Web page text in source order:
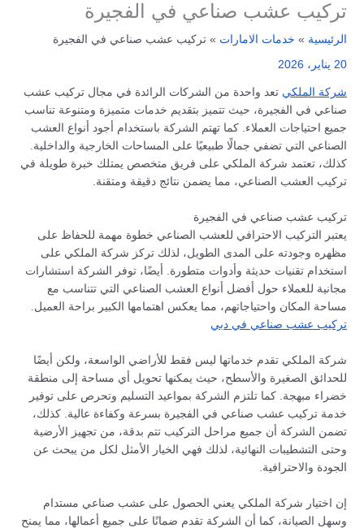
تركيب عشب صناعي في الفجيرة
الرئيسية خدمات الامارات تركيب عشب صناعي في الفجيرة
20 يناير، 2026
شركة الملكي تعد واحدة من الشركات الرائدة في مجال تركيب عشب
صناعي في الفجيرة، حيث تتميز بتقديم خدمات متميزة ومتنوعة تناسب
جميع احتياجات العملاء. كما تهتم الشركة باستخدام أجود أنواع العشب
الصناعي التي تضفي جمالًا طبيعيًا على المساحات الخارجية والداخلية.
كذلك، تعتمد شركة الملكي على فريق متخصص يمتلك خبرة طويلة في
تركيب العشب الصناعي، مما يضمن نتائج دقيقة ومتقنة.
تركيب عشب صناعي في الفجيرة
يعتبر التركيب الاحترافي للعشب الصناعي خطوة مهمة للحفاظ على
مظهره وجودته على المدى الطويل، لذلك تركز شركة الملكي على
استخدام تقنيات حديثة وأدوات متطورة. أيضًا، توفر الشركة استشارات
مجانية للعملاء حول أفضل أنواع العشب الصناعي التي تتناسب مع
مساحة المكان واحتياجاتهم، مما يعكس اهتمامها الكبير براحة العميل.
تركيب عشب صناعي في دبي
شركة الملكي تقدم خدماتها ليس فقط للأراضي الواسعة، ولكن أيضًا
للحدائق الصغيرة والأسطح، حيث يمكنها تحويل أي مساحة إلى منطقة
خضراء مبهجة. كما تلتزم الشركة بمواعيد التسليم وتحرص على توفير
خدمة تركيب عشب صناعي في الفجيرة بسرعة وكفاءة عالية. كذلك،
تضمن الشركة أن جميع مراحل التركيب تتم بدقة، من تجهيز الأرضية
وحتى التشطيبات النهائية، لذلك فهي الخيار الأمثل لكل من يبحث عن
الجودة والاحترافية.
إن اختيار شركة الملكي يعني الحصول على عشب صناعي مستدام
وسهل الصيانة، كما أن الشركة تقدم ضمانًا على جميع أعمالها، مما يمنح